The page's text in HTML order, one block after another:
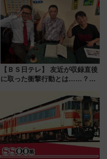
会の日程・アクセス・観覧席ま
とめ（石川県）
【ＢＳ日テレ】 友近が収録直後
に取った衝撃行動とは……？
で極上の夏祭り鉄道旅を放送